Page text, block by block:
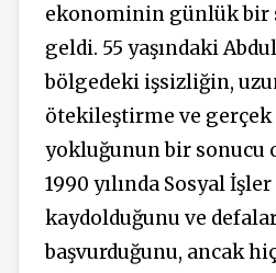
ekonominin günlük bir
geldi. 55 yaşındaki
bölgedeki işsizliğin,
ötekileştirme ve gerçek
yokluğunun bir sonucu
1990 yılında Sosyal
kaydolduğunu ve
başvurduğunu, ancak